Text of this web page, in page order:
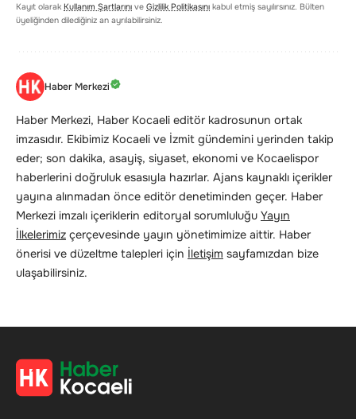
Kayıt olarak Kullanım Şartlarını ve Gizlilik Politikasını kabul etmiş sayılırsınız. Bülten
üyeliğinden dilediğiniz an ayrılabilirsiniz.
Haber Merkezi
Haber Merkezi, Haber Kocaeli editör kadrosunun ortak
imzasıdır. Ekibimiz Kocaeli ve İzmit gündemini yerinden takip
eder; son dakika, asayiş, siyaset, ekonomi ve Kocaelispor
haberlerini doğruluk esasıyla hazırlar. Ajans kaynaklı içerikler
yayına alınmadan önce editör denetiminden geçer. Haber
Merkezi imzalı içeriklerin editoryal sorumluluğu Yayın
İlkelerimiz çerçevesinde yayın yönetimimize aittir. Haber
önerisi ve düzeltme talepleri için İletişim sayfamızdan bize
ulaşabilirsiniz.